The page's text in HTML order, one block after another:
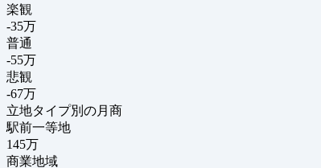
楽観
-35万
普通
-55万
悲観
-67万
立地タイプ別の月商
駅前一等地
145万
商業地域